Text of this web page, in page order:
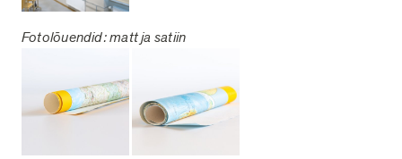
Fotolõuendid: matt ja satiin